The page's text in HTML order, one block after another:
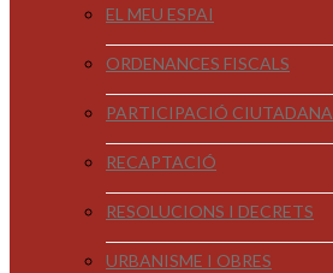
EL MEU ESPAI
ORDENANCES FISCALS
PARTICIPACIÓ CIUTADANA
RECAPTACIÓ
RESOLUCIONS I DECRETS
URBANISME I OBRES